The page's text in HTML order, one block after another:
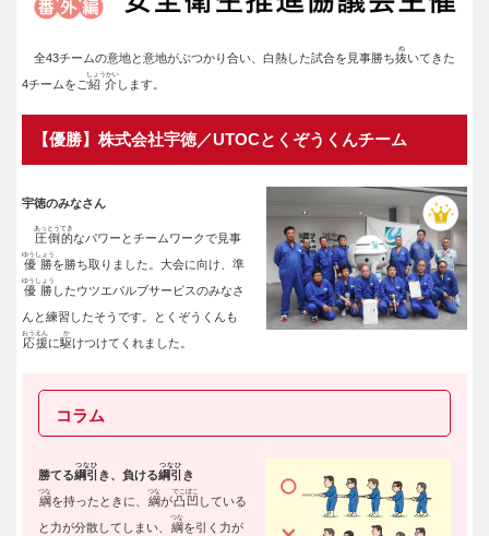
全43チームの意地と意地がぶつかり合い、白熱した試合を見事勝ち抜
ぬ
いてきた
4チームをご紹介
しょうかい
します。
【優勝】株式会社宇徳／UTOCとくぞうくんチーム
宇徳のみなさん
圧倒的
あっとうてき
なパワーとチームワークで見事
優勝
ゆうしょう
を勝ち取りました。大会に向け、準
優勝
ゆうしょう
したウツエバルブサービスのみなさ
んと練習したそうです。とくぞうくんも
応援
おうえん
に駆
か
けつけてくれました。
コラム
勝てる綱引
つなひ
き、負ける綱引
つなひ
き
綱
つな
を持ったときに、 綱
つな
が凸凹
でこぼこ
している
と力が分散してしまい、 綱
つな
を引く力が